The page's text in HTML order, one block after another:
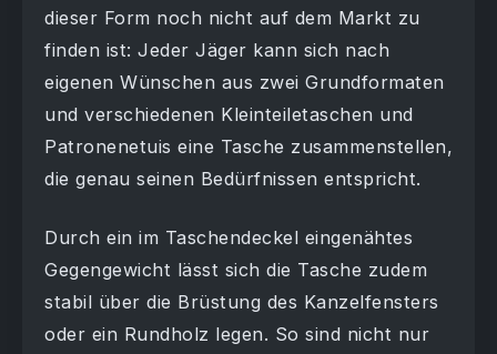
dieser Form noch nicht auf dem Markt zu
finden ist: Jeder Jäger kann sich nach
eigenen Wünschen aus zwei Grundformaten
und verschiedenen Kleinteiletaschen und
Patronenetuis eine Tasche zusammenstellen,
die genau seinen Bedürfnissen entspricht.
Durch ein im Taschendeckel eingenähtes
Gegengewicht lässt sich die Tasche zudem
stabil über die Brüstung des Kanzelfensters
oder ein Rundholz legen. So sind nicht nur